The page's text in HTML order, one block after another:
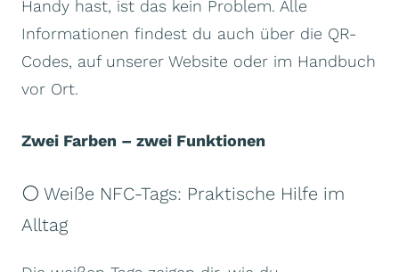
Handy hast, ist das kein Problem. Alle
Informationen findest du auch über die QR-
Codes, auf unserer Website oder im Handbuch
vor Ort.
Zwei Farben – zwei Funktionen
⚪ Weiße NFC-Tags: Praktische Hilfe im
Alltag